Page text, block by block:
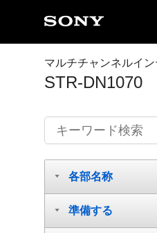
マルチチャンネルイ
STR-DN1070
各部名称
準備する